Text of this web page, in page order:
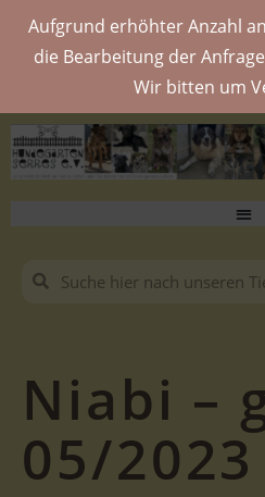
Aufgrund erhöhter Anzahl
die Bearbeitung der
Wir bitten um
Niabi –
05/2023